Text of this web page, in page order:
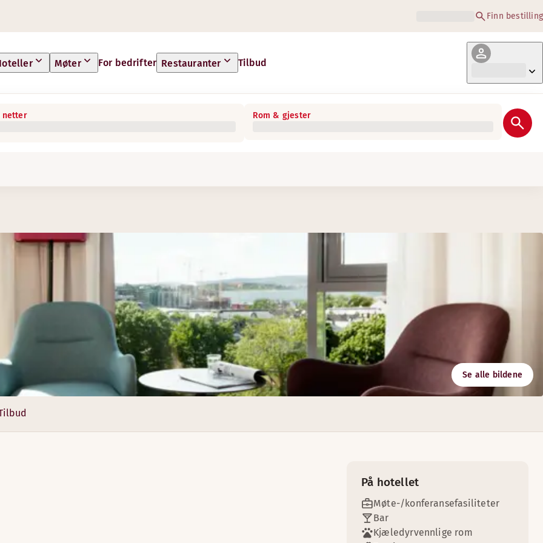
Finn bestilling
Møter For bedrifter Restauranter Tilbud
netter Rom & gjester
Se alle bildene
På hotellet
Møte-/konferansefasiliteter
Bar
Kjæledyrvennlige rom
har 11 (12) forskjellige konferanserom med alt av teknisk utstyr du behøver til møtet. Alle møterom har trådløst